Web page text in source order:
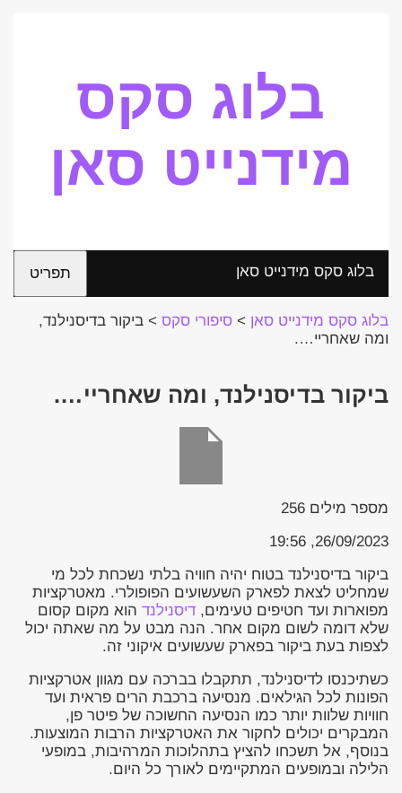
בלוג סקס
מידנייט סאן
בלוג סקס מידנייט סאן תפריט
בלוג סקס מידנייט סאן > סיפורי סקס > ביקור בדיסנילנד,
ומה שאחריי….
ביקור בדיסנילנד, ומה שאחריי….
מספר מילים 256
26/09/2023, 19:56
ביקור בדיסנילנד בטוח יהיה חוויה בלתי נשכחת לכל מי
שמחליט לצאת לפארק השעשועים הפופולרי. מאטרקציות
מפוארות ועד חטיפים טעימים, דיסנילנד הוא מקום קסום
שלא דומה לשום מקום אחר. הנה מבט על מה שאתה יכול
לצפות בעת ביקור בפארק שעשועים איקוני זה.
כשתיכנסו לדיסנילנד, תתקבלו בברכה עם מגוון אטרקציות
הפונות לכל הגילאים. מנסיעה ברכבת הרים פראית ועד
חוויות שלוות יותר כמו הנסיעה החשוכה של פיטר פן,
המבקרים יכולים לחקור את האטרקציות הרבות המוצעות.
בנוסף, אל תשכחו להציץ בתהלוכות המרהיבות, במופעי
הלילה ובמופעים המתקיימים לאורך כל היום.